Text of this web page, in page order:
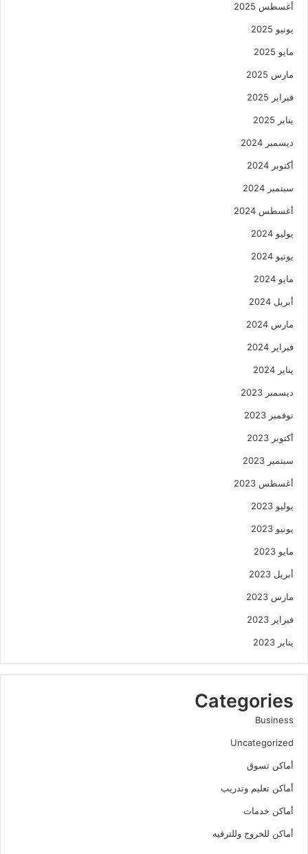
أغسطس 2025
يونيو 2025
مايو 2025
مارس 2025
فبراير 2025
يناير 2025
ديسمبر 2024
أكتوبر 2024
سبتمبر 2024
أغسطس 2024
يوليو 2024
يونيو 2024
مايو 2024
أبريل 2024
مارس 2024
فبراير 2024
يناير 2024
ديسمبر 2023
نوفمبر 2023
أكتوبر 2023
سبتمبر 2023
أغسطس 2023
يوليو 2023
يونيو 2023
مايو 2023
أبريل 2023
مارس 2023
فبراير 2023
يناير 2023
Categories
Business
Uncategorized
أماكن تسوق
أماكن تعليم وتدريب
أماكن خدمات
أماكن للخروج وللترفيه